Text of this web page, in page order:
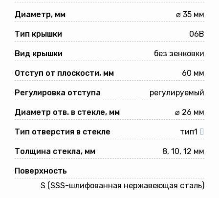
Диаметр, мм ⌀ 35 мм
Тип крышки 06B
Вид крышки без зенковки
Отступ от плоскости, мм 60 мм
Регулировка отступа регулируемый
Диаметр отв. в стекле, мм ⌀ 26 мм
Тип отверстия в стекле тип1
Толщина стекла, мм 8, 10, 12 мм
Поверхность
S (SSS-шлифованная нержавеющая сталь)